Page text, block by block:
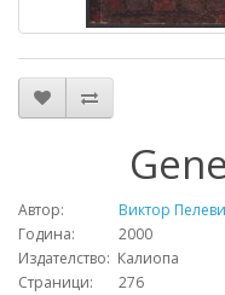
Автор:
Виктор
Година: 2000
Издателство: Калиопа
Страници: 276